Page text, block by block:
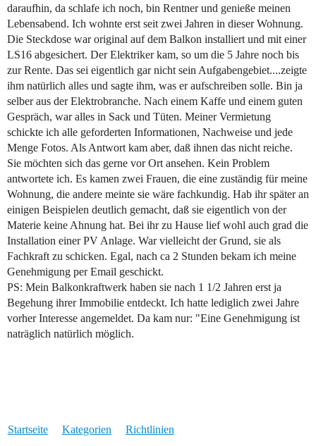
daraufhin, da schlafe ich noch, bin Rentner und genieße meinen
Lebensabend. Ich wohnte erst seit zwei Jahren in dieser Wohnung.
Die Steckdose war original auf dem Balkon installiert und mit einer
LS16 abgesichert. Der Elektriker kam, so um die 5 Jahre noch bis
zur Rente. Das sei eigentlich gar nicht sein Aufgabengebiet....zeigte
ihm natürlich alles und sagte ihm, was er aufschreiben solle. Bin ja
selber aus der Elektrobranche. Nach einem Kaffe und einem guten
Gespräch, war alles in Sack und Tüten. Meiner Vermietung
schickte ich alle geforderten Informationen, Nachweise und jede
Menge Fotos. Als Antwort kam aber, daß ihnen das nicht reiche.
Sie möchten sich das gerne vor Ort ansehen. Kein Problem
antwortete ich. Es kamen zwei Frauen, die eine zuständig für meine
Wohnung, die andere meinte sie wäre fachkundig. Hab ihr später an
einigen Beispielen deutlich gemacht, daß sie eigentlich von der
Materie keine Ahnung hat. Bei ihr zu Hause lief wohl auch grad die
Installation einer PV Anlage. War vielleicht der Grund, sie als
Fachkraft zu schicken. Egal, nach ca 2 Stunden bekam ich meine
Genehmigung per Email geschickt.
PS: Mein Balkonkraftwerk haben sie nach 1 1/2 Jahren erst ja
Begehung ihrer Immobilie entdeckt. Ich hatte lediglich zwei Jahre
vorher Interesse angemeldet. Da kam nur: "Eine Genehmigung ist
naträglich natürlich möglich.
Startseite Kategorien Richtlinien